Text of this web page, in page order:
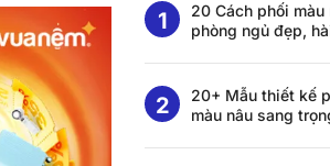
20 Cách phối màu
phòng ngủ đẹp,
20+ Mẫu thiết kế
màu nâu sang